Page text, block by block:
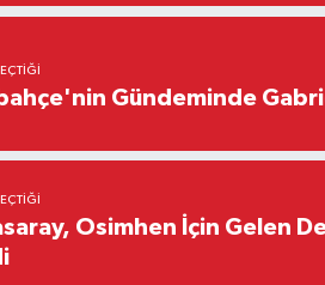
Gündeminde
Osimhen İçin Gelen